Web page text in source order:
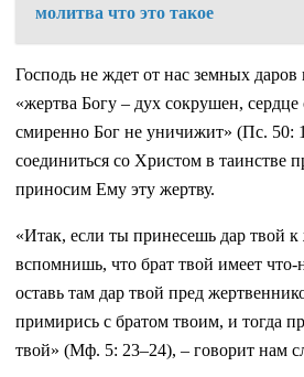
молитва что это такое
Господь не ждет от нас земных
«жертва Богу – дух сокрушен,
смиренно Бог не уничижит» (Пс. 50:
соединиться со Христом в таинстве
приносим Ему эту жертву.
«Итак, если ты принесешь дар твой
вспомнишь, что брат твой имеет что-
оставь там дар твой пред
примирись с братом твоим, и тогда
твой» (Мф. 5: 23–24), – говорит нам